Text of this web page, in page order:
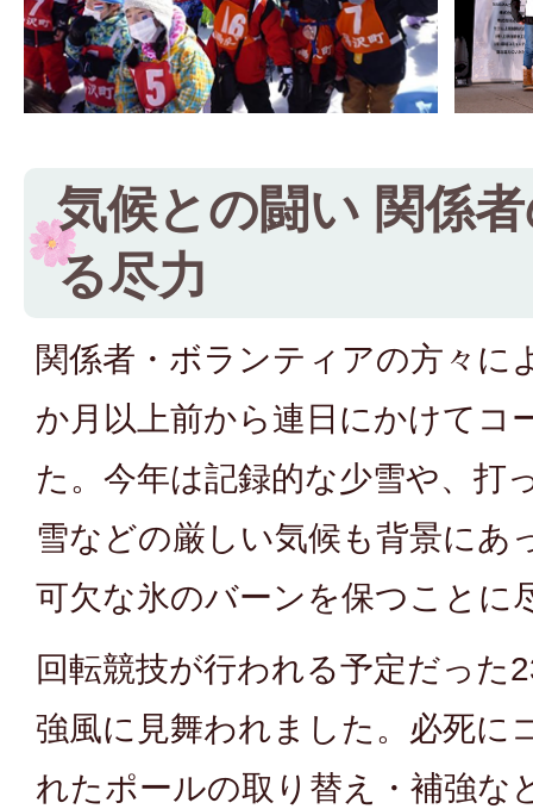
気候との闘い 関係
る尽力
関係者・ボランティアの方々に
か月以上前から連日にかけてコ
た。今年は記録的な少雪や、打
雪などの厳しい気候も背景にあ
可欠な氷のバーンを保つことに
回転競技が行われる予定だった
強風に見舞われました。必死に
れたポールの取り替え・補強な